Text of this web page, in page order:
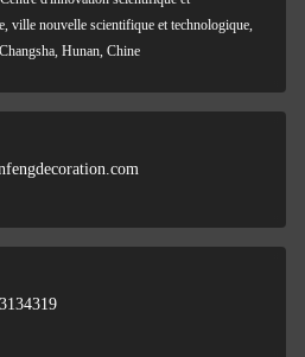
ville nouvelle scientifique et technologique,
Hunan, Chine